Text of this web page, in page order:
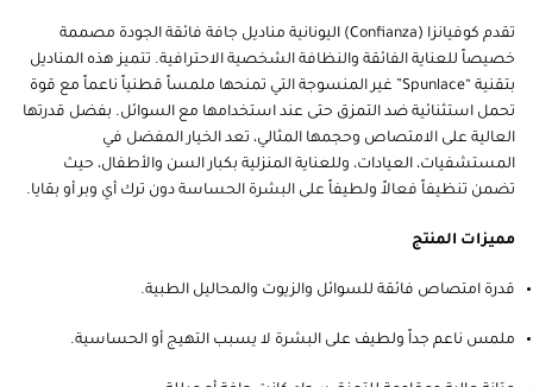
تقدم كوفيانزا (Confianza) اليونانية مناديل جافة فائقة الجودة مصممة
خصيصاً للعناية الفائقة والنظافة الشخصية الاحترافية. تتميز هذه المناديل
بتقنية “Spunlace” غير المنسوجة التي تمنحها ملمساً قطنياً ناعماً مع قوة
تحمل استثنائية ضد التمزق حتى عند استخدامها مع السوائل. بفضل قدرتها
العالية على الامتصاص وحجمها المثالي، تعد الخيار المفضل في
المستشفيات، العيادات، وللعناية المنزلية بكبار السن والأطفال، حيث
تضمن تنظيفاً فعالاً ولطيفاً على البشرة الحساسة دون ترك أي وبر أو بقايا.
مميزات المنتج
قدرة امتصاص فائقة للسوائل والزيوت والمحاليل الطبية.
ملمس ناعم جداً ولطيف على البشرة لا يسبب التهيج أو الحساسية.